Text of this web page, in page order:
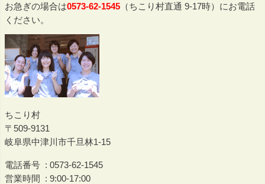
お急ぎの場合は0573-62-1545 （ちこり村直通 9-17時）にお電話
ください。
ちこり村
509-9131
岐阜県中津川市千旦林1-15
電話番号
0573-62-1545
営業時間
9:00-17:00